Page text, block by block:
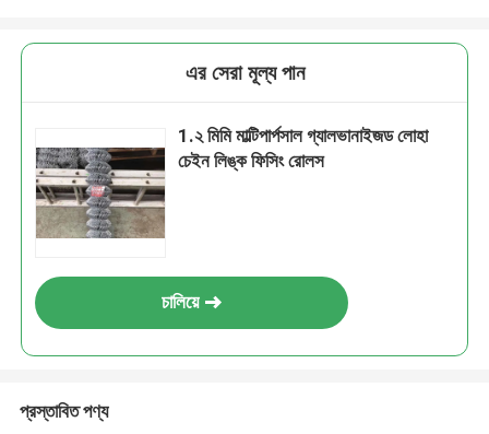
এর সেরা মূল্য পান
1.২ মিমি মাল্টিপার্পসাল গ্যালভানাইজড লোহা
চেইন লিঙ্ক ফিসিং রোলস
চালিয়ে
প্রস্তাবিত পণ্য